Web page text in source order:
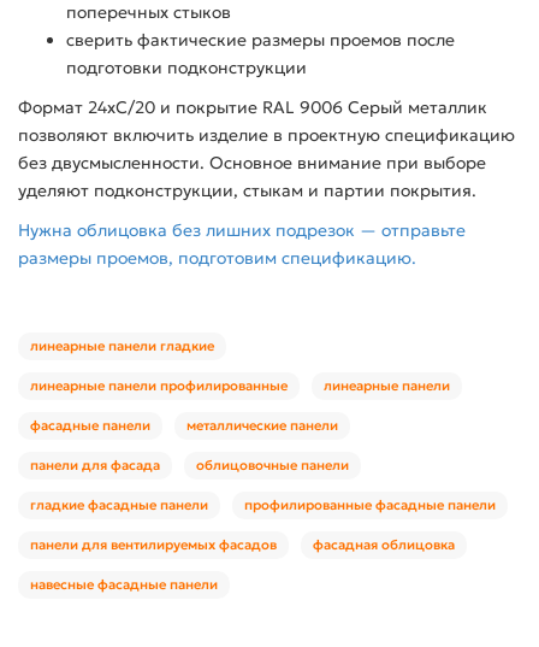
поперечных стыков
сверить фактические размеры проемов после
подготовки подконструкции
Формат 24хС/20 и покрытие RAL 9006 Серый металлик
позволяют включить изделие в проектную спецификацию
без двусмысленности. Основное внимание при выборе
уделяют подконструкции, стыкам и партии покрытия.
Нужна облицовка без лишних подрезок — отправьте
размеры проемов, подготовим спецификацию.
линеарные панели гладкие
линеарные панели профилированные линеарные панели
фасадные панели металлические панели
панели для фасада облицовочные панели
гладкие фасадные панели профилированные фасадные панели
панели для вентилируемых фасадов фасадная облицовка
навесные фасадные панели